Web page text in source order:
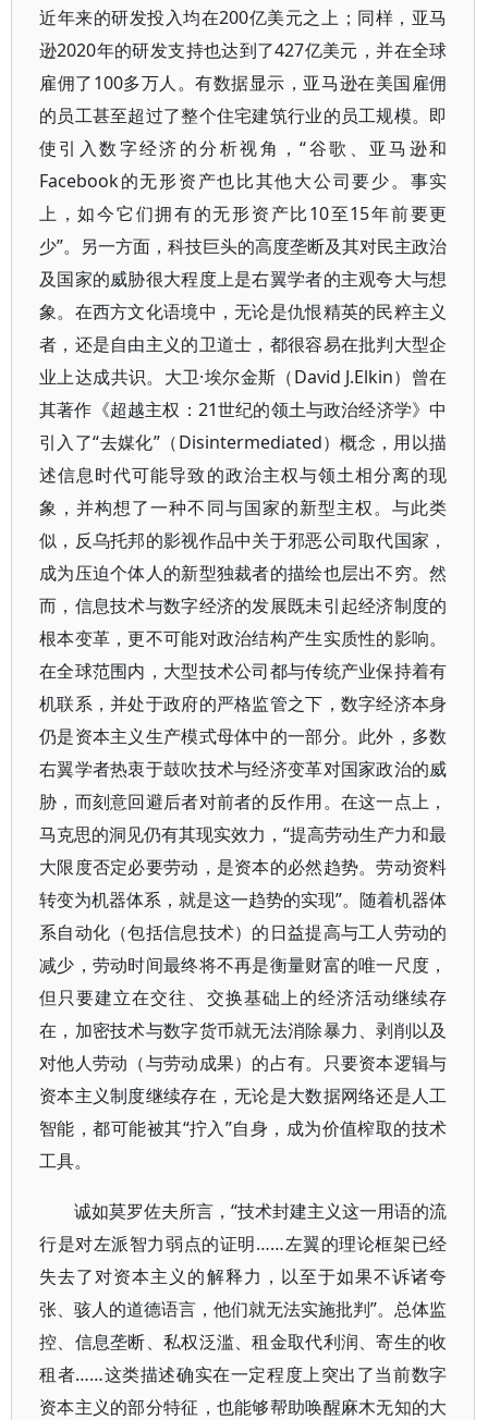
近年来的研发投入均在200亿美元之上；同样，亚马
逊2020年的研发支持也达到了427亿美元，并在全球
雇佣了100多万人。有数据显示，亚马逊在美国雇佣
的员工甚至超过了整个住宅建筑行业的员工规模。即
使引入数字经济的分析视角，“谷歌、亚马逊和
Facebook的无形资产也比其他大公司要少。事实
上，如今它们拥有的无形资产比10至15年前要更
少”。另一方面，科技巨头的高度垄断及其对民主政治
及国家的威胁很大程度上是右翼学者的主观夸大与想
象。在西方文化语境中，无论是仇恨精英的民粹主义
者，还是自由主义的卫道士，都很容易在批判大型企
业上达成共识。大卫·埃尔金斯（David J.Elkin）曾在
其著作《超越主权：21世纪的领土与政治经济学》中
引入了“去媒化”（Disintermediated）概念，用以描
述信息时代可能导致的政治主权与领土相分离的现
象，并构想了一种不同与国家的新型主权。与此类
似，反乌托邦的影视作品中关于邪恶公司取代国家，
成为压迫个体人的新型独裁者的描绘也层出不穷。然
而，信息技术与数字经济的发展既未引起经济制度的
根本变革，更不可能对政治结构产生实质性的影响。
在全球范围内，大型技术公司都与传统产业保持着有
机联系，并处于政府的严格监管之下，数字经济本身
仍是资本主义生产模式母体中的一部分。此外，多数
右翼学者热衷于鼓吹技术与经济变革对国家政治的威
胁，而刻意回避后者对前者的反作用。在这一点上，
马克思的洞见仍有其现实效力，“提高劳动生产力和最
大限度否定必要劳动，是资本的必然趋势。劳动资料
转变为机器体系，就是这一趋势的实现”。随着机器体
系自动化（包括信息技术）的日益提高与工人劳动的
减少，劳动时间最终将不再是衡量财富的唯一尺度，
但只要建立在交往、交换基础上的经济活动继续存
在，加密技术与数字货币就无法消除暴力、剥削以及
对他人劳动（与劳动成果）的占有。只要资本逻辑与
资本主义制度继续存在，无论是大数据网络还是人工
智能，都可能被其“拧入”自身，成为价值榨取的技术
工具。
诚如莫罗佐夫所言，“技术封建主义这一用语的流
行是对左派智力弱点的证明……左翼的理论框架已经
失去了对资本主义的解释力，以至于如果不诉诸夸
张、骇人的道德语言，他们就无法实施批判”。总体监
控、信息垄断、私权泛滥、租金取代利润、寄生的收
租者……这类描述确实在一定程度上突出了当前数字
资本主义的部分特征，也能够帮助唤醒麻木无知的大